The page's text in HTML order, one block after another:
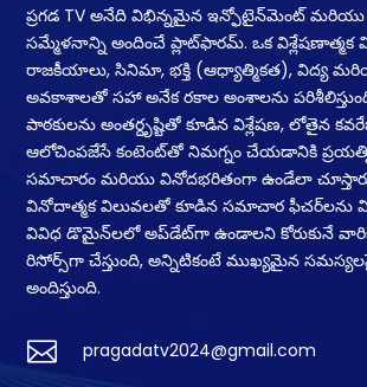
ప్రగడ TV అనేది విభిన్నమైన ఇన్ఫోటైన్‌మెంట్
సమ్మేళనాన్ని అందించే ప్లాట్‌ఫారమ్. ఒక
రాజకీయాలు, సినిమా, భక్తి (ఆధ్యాత్మికత), విద్య
అవకాశాలతో సహా అనేక రకాల అంశాలను
పాఠకులను అంతర్దృష్టితో కూడిన విశ్లేషణ, లోతైన
ఆలోచింపజేసే కంటెంట్‌తో నిమగ్నం చేయడానికి
సమాచారం మరియు వినోదభరితంగా ఉండేలా
వినోదాత్మక విలువలతో కూడిన సమాచార ఫీచర్‌లను
వివిధ డొమైన్‌లలో అప్‌డేట్‌గా ఉండాలని కోరుకునే
రిసోర్స్‌గా చేస్తుంది, అన్నిటికంటే ముఖ్యమైన
అందిస్తుంది.
 pragadatv2024@gmail.com